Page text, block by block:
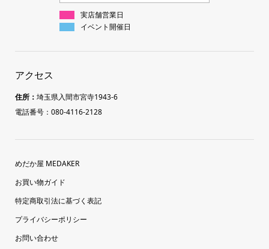
実店舗営業日
イベント開催日
アクセス
住所： 埼玉県入間市宮寺1943-6
電話番号：080-4116-2128
めだか屋 MEDAKER
お買い物ガイド
特定商取引法に基づく表記
プライバシーポリシー
お問い合わせ